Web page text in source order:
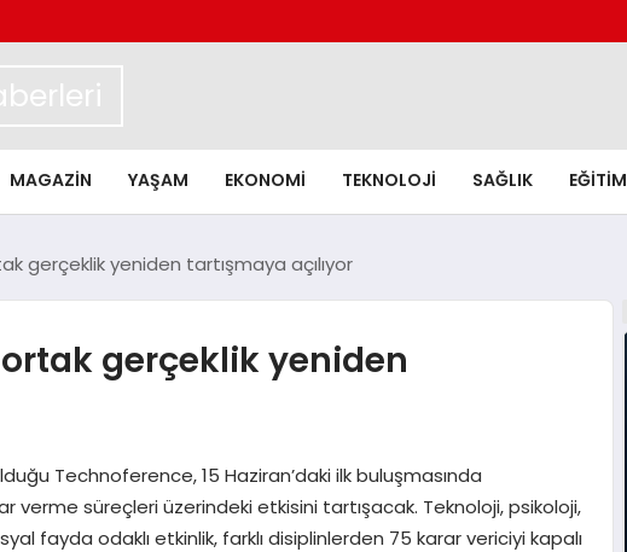
MAGAZIN YAŞAM EKONOMI TEKNOLOJI SAĞLIK EĞITIM
gerçeklik yeniden tartışmaya açılıyor
gerçeklik yeniden
Technoference, 15 Haziran’daki ilk buluşmasında
verme süreçleri üzerindeki etkisini tartışacak. Teknoloji, psikoloji,
fayda odaklı etkinlik, farklı disiplinlerden 75 karar vericiyi kapalı